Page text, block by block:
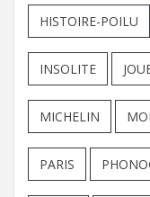
HISTOIRE-POILU
INSOLITE
MICHELIN
PARIS